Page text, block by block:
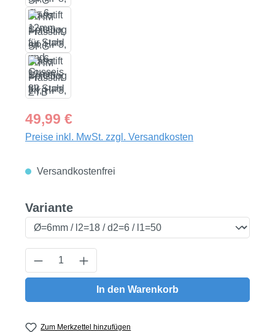
Regulärer Preis:
49,99 €
Preise inkl. MwSt. zzgl. Versandkosten
Versandkostenfrei
Varianteauswählen
Produkt Anzahl: Gib den gewünschten
In den Warenkorb
Zum Merkzettel hinzufügen